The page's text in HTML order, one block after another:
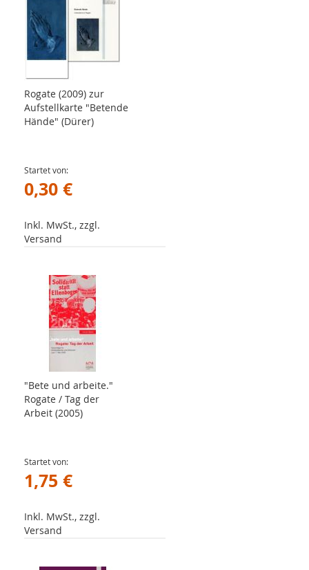
Rogate (2009) zur
Aufstellkarte "Betende
Hände" (Dürer)
Startet von
0,30 €
Inkl. MwSt., zzgl.
Versand
"Bete und arbeite."
Rogate / Tag der
Arbeit (2005)
Startet von
1,75 €
Inkl. MwSt., zzgl.
Versand